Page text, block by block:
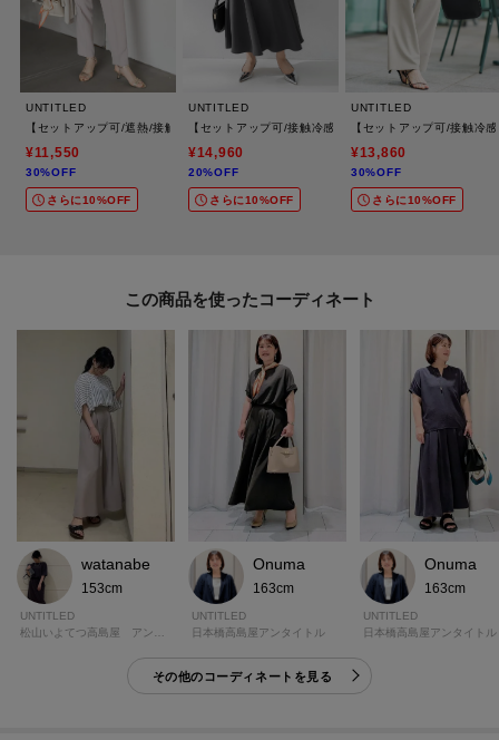
UNTITLED
【セットアップ可/遮熱/接触冷感】リラクシーテーパードパンツ
¥11,550
30%OFF
さらに10%OFF
UNTITLED
【セットアップ可/接触冷感/遮熱】リラクシーフレアスカ
¥14,960
20%OFF
さらに10%OFF
UNTITLED
【セットアップ可/接触冷
¥13,860
30%OFF
さらに10%OFF
この商品を使った
watanabe
153cm
UNTITLED
Onuma
163cm
UNTITLED
日本橋高島屋アンタイトル
Onuma
163cm
UNTITLED
日本橋高島屋アンタイトル
その他のコーディネートを見る